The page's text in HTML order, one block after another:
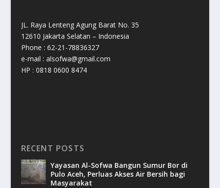
JL. Raya Lenteng Agung Barat No. 35
12610 Jakarta Selatan – Indonesia
Phone : 62-21-78836327
e-mail : alsofwa@gmail.com
HP : 0818 0600 8474
RECENT POSTS
Yayasan Al-Sofwa Bangun Sumur Bor di
Pulo Aceh, Perluas Akses Air Bersih bagi
Masyarakat